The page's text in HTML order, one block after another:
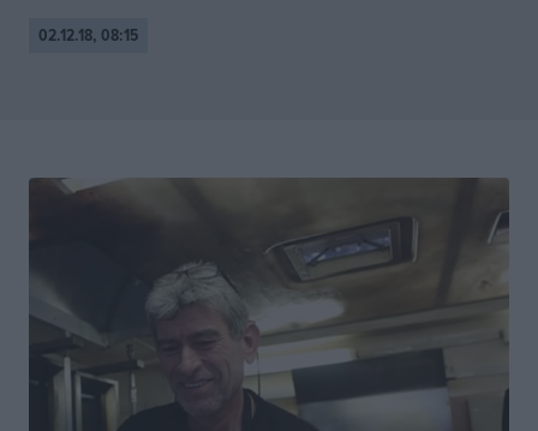
02.12.18, 08:15